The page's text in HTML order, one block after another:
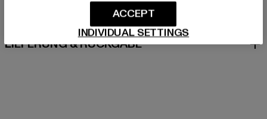
LIEFERUNG & RÜCKGABE
INDIVIDUAL SETTINGS
ACCEPT